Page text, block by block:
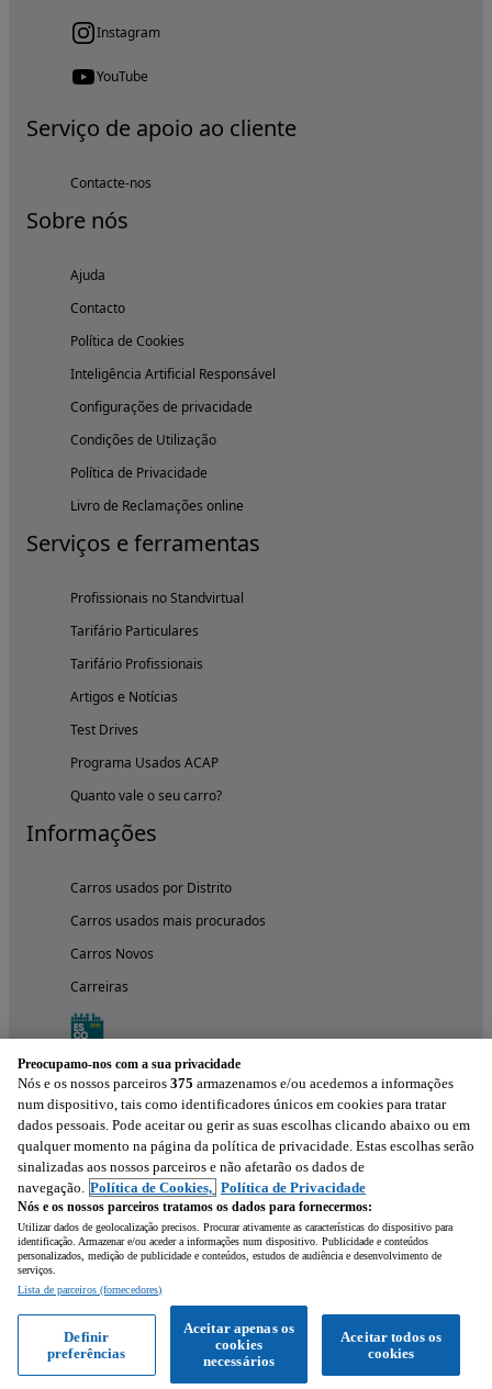
Instagram
YouTube
Serviço de apoio ao cliente
Contacte-nos
Sobre nós
Ajuda
Contacto
Política de Cookies
Inteligência Artificial Responsável
Configurações de privacidade
Condições de Utilização
Política de Privacidade
Livro de Reclamações online
Serviços e ferramentas
Profissionais no Standvirtual
Tarifário Particulares
Tarifário Profissionais
Artigos e Notícias
Test Drives
Programa Usados ACAP
Quanto vale o seu carro?
Informações
Carros usados por Distrito
Carros usados mais procurados
Carros Novos
Carreiras
Experimenta a aplicação
Preocupamo-nos com a sua privacidade
Nós e os nossos parceiros 375 armazenamos e/ou acedemos a informações
num dispositivo, tais como identificadores únicos em cookies para tratar
dados pessoais. Pode aceitar ou gerir as suas escolhas clicando abaixo ou em
qualquer momento na página da política de privacidade. Estas escolhas serão
sinalizadas aos nossos parceiros e não afetarão os dados de
navegação. Política de Cookies, Política de Privacidade
Nós e os nossos parceiros tratamos os dados para fornecermos:
Utilizar dados de geolocalização precisos. Procurar ativamente as características do dispositivo para
identificação. Armazenar e/ou aceder a informações num dispositivo. Publicidade e conteúdos
personalizados, medição de publicidade e conteúdos, estudos de audiência e desenvolvimento de
serviços.
Lista de parceiros (fornecedores)
Aceitar todos os
cookies
Aceitar apenas os
cookies
necessários
Definir
preferências